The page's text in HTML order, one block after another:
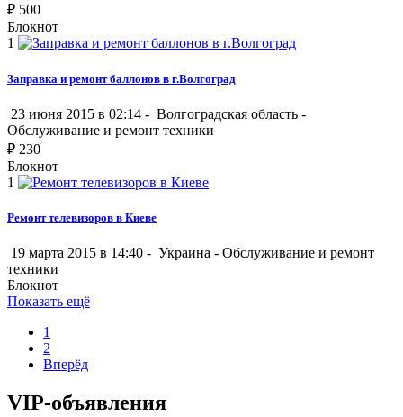
₽ 500
Блокнот
1
Заправка и ремонт баллонов в г.Волгоград
23 июня 2015 в 02:14 - Волгоградская область -
Обслуживание и ремонт техники
₽ 230
Блокнот
1
Ремонт телевизоров в Киеве
19 марта 2015 в 14:40 - Украина - Обслуживание и ремонт
техники
Блокнот
Показать ещё
1
2
Вперёд
VIP-объявления